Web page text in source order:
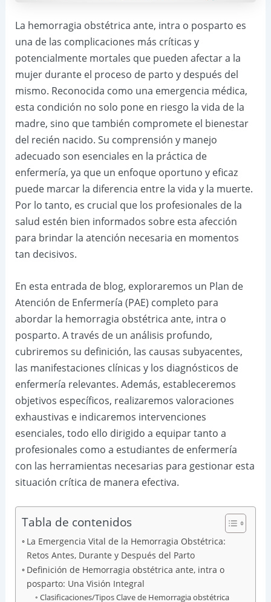
La hemorragia obstétrica ante, intra o posparto es
una de las complicaciones más críticas y
potencialmente mortales que pueden afectar a la
mujer durante el proceso de parto y después del
mismo. Reconocida como una emergencia médica,
esta condición no solo pone en riesgo la vida de la
madre, sino que también compromete el bienestar
del recién nacido. Su comprensión y manejo
adecuado son esenciales en la práctica de
enfermería, ya que un enfoque oportuno y eficaz
puede marcar la diferencia entre la vida y la muerte.
Por lo tanto, es crucial que los profesionales de la
salud estén bien informados sobre esta afección
para brindar la atención necesaria en momentos
tan decisivos.
En esta entrada de blog, exploraremos un Plan de
Atención de Enfermería (PAE) completo para
abordar la hemorragia obstétrica ante, intra o
posparto. A través de un análisis profundo,
cubriremos su definición, las causas subyacentes,
las manifestaciones clínicas y los diagnósticos de
enfermería relevantes. Además, estableceremos
objetivos específicos, realizaremos valoraciones
exhaustivas e indicaremos intervenciones
esenciales, todo ello dirigido a equipar tanto a
profesionales como a estudiantes de enfermería
con las herramientas necesarias para gestionar esta
situación crítica de manera efectiva.
Tabla de contenidos
La Emergencia Vital de la Hemorragia Obstétrica:
Retos Antes, Durante y Después del Parto
Definición de Hemorragia obstétrica ante, intra o
posparto: Una Visión Integral
Clasificaciones/Tipos Clave de Hemorragia obstétrica